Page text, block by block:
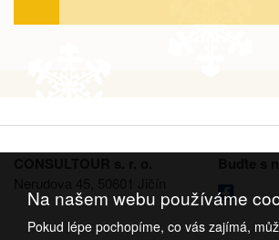
10 800 Kč
03.10. - 10.10.26 8 dní 15 100 Kč
Na našem webu používáme
Pokud lépe pochopíme, co vás zajímá,